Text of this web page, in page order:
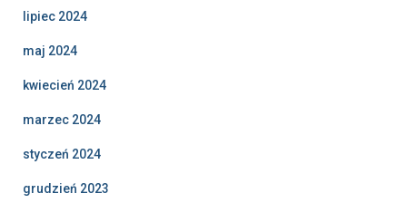
lipiec 2024
maj 2024
kwiecień 2024
marzec 2024
styczeń 2024
grudzień 2023